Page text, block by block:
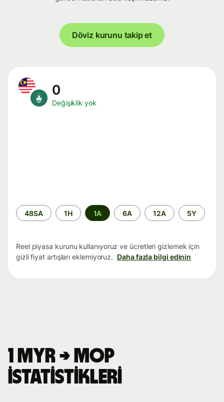
Döviz kurunu takip et
0
Değişiklik yok
Zaman
aralığı
48SA 1H 1A 6A 12A 5Y
Reel piyasa kurunu kullanıyoruz ve ücretleri gizlemek için
gizli fiyat artışları eklemiyoruz. Daha fazla bilgi edinin
1 MYR → MOP
istatistikleri